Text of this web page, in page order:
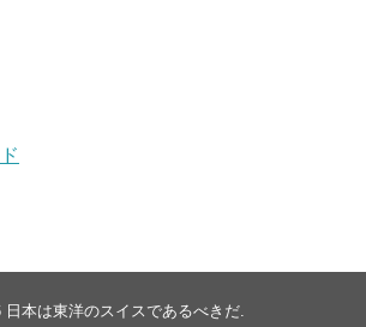
日本は東洋のスイスであるべきだ.